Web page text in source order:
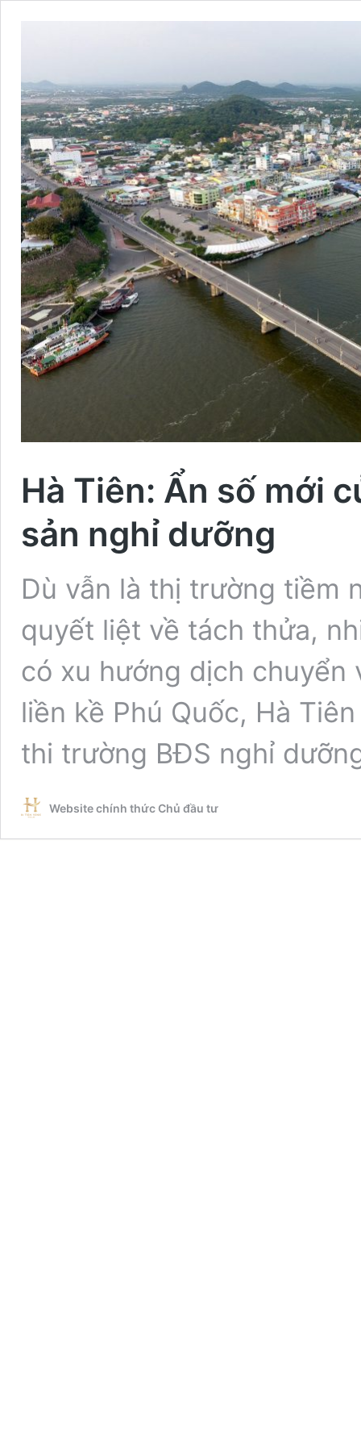
Hà Tiên: Ẩn số mới
sản nghỉ dưỡng
Dù vẫn là thị trường tiềm
quyết liệt về tách thửa,
có xu hướng dịch chuyển
liền kề Phú Quốc, Hà
thi trường BĐS nghỉ
Website chính thức Chủ đầu tư